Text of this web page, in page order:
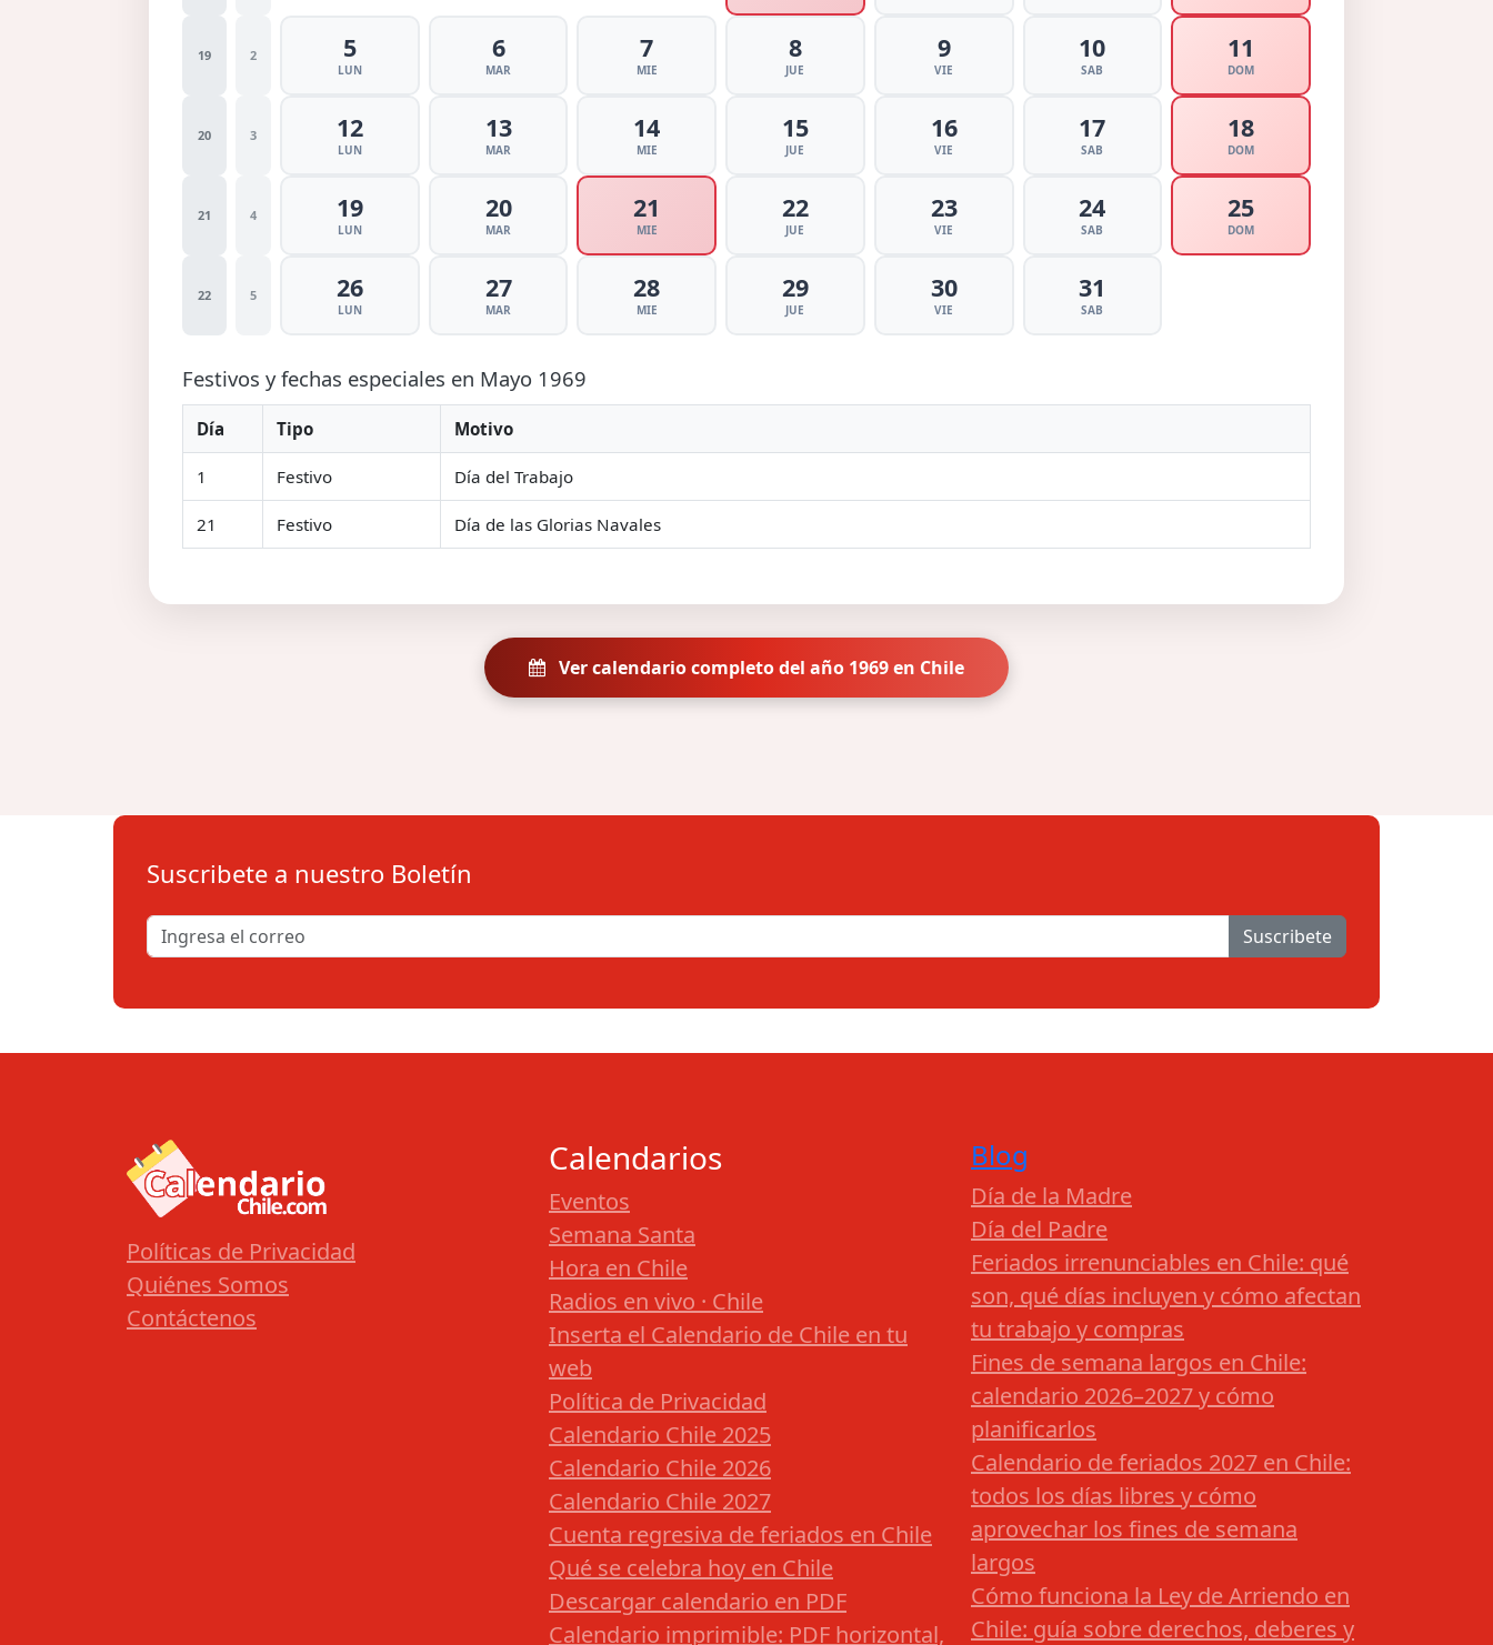
19 2 5
LUN
6
MAR
7
MIE
8
JUE
9
VIE
10
SAB
11
DOM
20 3 12
LUN
13
MAR
14
MIE
15
JUE
16
VIE
17
SAB
18
DOM
21 4 19
LUN
20
MAR
21
MIE
22
JUE
23
VIE
24
SAB
25
DOM
22 5 26
LUN
27
MAR
28
MIE
29
JUE
30
VIE
31
SAB
Festivos y fechas especiales en Mayo 1969
Día Tipo Motivo
1 Festivo Día del Trabajo
21 Festivo Día de las Glorias Navales
Ver calendario completo del año 1969 en Chile
Suscribete a nuestro Boletín
Suscribete
Políticas de Privacidad
Quiénes Somos
Contáctenos
Calendarios
Eventos
Semana Santa
Hora en Chile
Radios en vivo · Chile
Inserta el Calendario de Chile en tu
web
Política de Privacidad
Calendario Chile 2025
Calendario Chile 2026
Calendario Chile 2027
Cuenta regresiva de feriados en Chile
Qué se celebra hoy en Chile
Descargar calendario en PDF
Calendario imprimible: PDF horizontal,
Blog
Día de la Madre
Día del Padre
Feriados irrenunciables en Chile: qué
son, qué días incluyen y cómo afectan
tu trabajo y compras
Fines de semana largos en Chile:
calendario 2026–2027 y cómo
planificarlos
Calendario de feriados 2027 en Chile:
todos los días libres y cómo
aprovechar los fines de semana
largos
Cómo funciona la Ley de Arriendo en
Chile: guía sobre derechos, deberes y